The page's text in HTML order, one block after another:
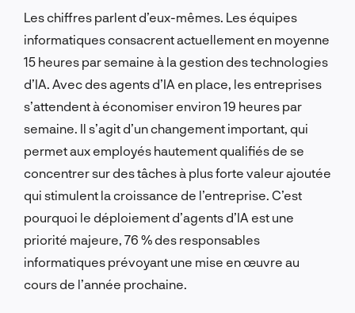
Les chiffres parlent d’eux-mêmes. Les équipes
informatiques consacrent actuellement en moyenne
15 heures par semaine à la gestion des technologies
d’IA. Avec des agents d’IA en place, les entreprises
s’attendent à économiser environ 19 heures par
semaine. Il s’agit d’un changement important, qui
permet aux employés hautement qualifiés de se
concentrer sur des tâches à plus forte valeur ajoutée
qui stimulent la croissance de l’entreprise. C’est
pourquoi le déploiement d’agents d’IA est une
priorité majeure, 76 % des responsables
informatiques prévoyant une mise en œuvre au
cours de l’année prochaine.